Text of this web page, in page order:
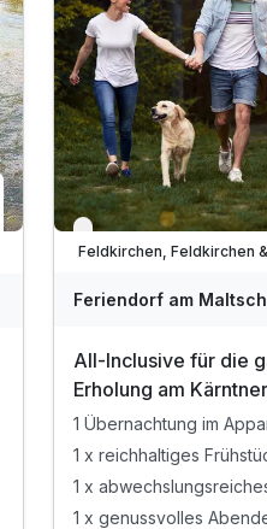
Nur noch bis Oktober
Feriendorf am
All-Inclusive für die
Erholung am
Nacht
1 Übernachtung im
1 x reichhaltiges
1 x